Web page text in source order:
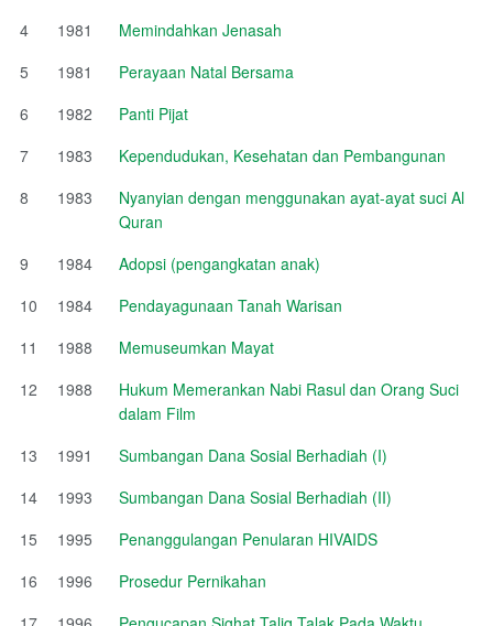
4
1981
Memindahkan Jenasah
5
1981
Perayaan Natal Bersama
6
1982
Panti Pijat
7
1983
Kependudukan, Kesehatan dan Pembangunan
8
1983
Nyanyian dengan menggunakan ayat-ayat suci Al
Quran
9
1984
Adopsi (pengangkatan anak)
10
1984
Pendayagunaan Tanah Warisan
11
1988
Memuseumkan Mayat
12
1988
Hukum Memerankan Nabi Rasul dan Orang Suci
dalam Film
13
1991
Sumbangan Dana Sosial Berhadiah (I)
14
1993
Sumbangan Dana Sosial Berhadiah (II)
15
1995
Penanggulangan Penularan HIVAIDS
16
1996
Prosedur Pernikahan